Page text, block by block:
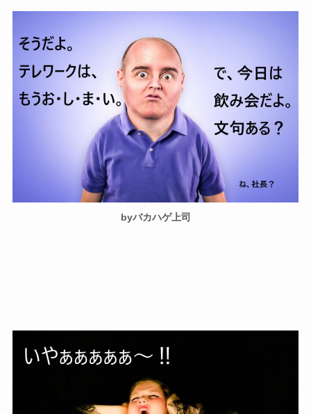
byバカハゲ上司